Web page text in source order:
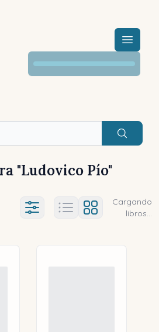
Menú
Buscar
"Ludovico Pío"
Título (a-z) Título (z-a)
Ajustes abierto
Cargando
libros...